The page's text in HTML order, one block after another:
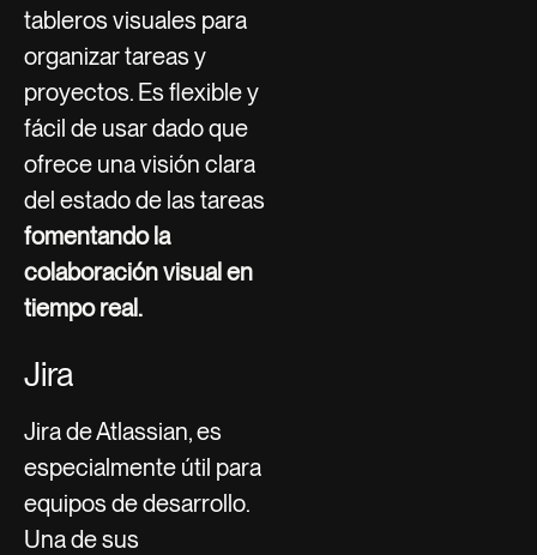
tableros visuales para
organizar tareas y
proyectos. Es flexible y
fácil de usar dado que
ofrece una visión clara
del estado de las tareas
fomentando la
colaboración visual en
tiempo real.
Jira
Jira de Atlassian, es
especialmente útil para
equipos de desarrollo.
Una de sus